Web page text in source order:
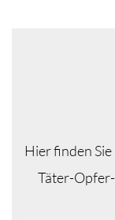
Hier finden
Täter-